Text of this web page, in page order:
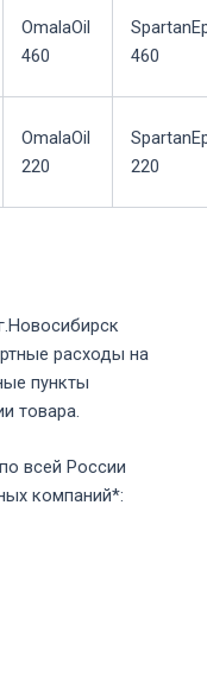
OmalaOil
460
460
OmalaOil
220
220
расходы на
пункты
товара.
всей России
компаний*: